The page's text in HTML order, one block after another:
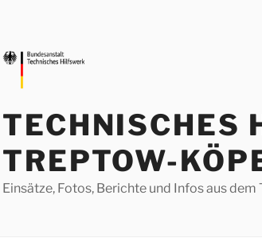
TECHNISCHES
TREPTOW-
Einsätze, Fotos, Berichte und Infos aus